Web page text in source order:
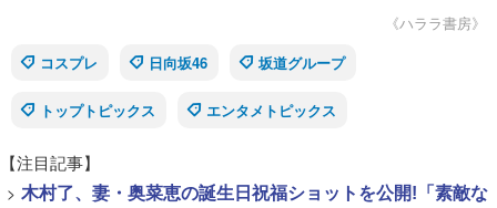
《ハララ書房》
コスプレ
日向坂46 坂道グループ
トップトピックス エンタメトピックス
【注目記事】
> 木村了、妻・奥菜恵の誕生日祝福ショットを公開!「素敵な